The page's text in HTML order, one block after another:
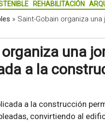
REHABILITACIÓN
» Saint-Gobain organiza
una
a la
a la construcción
convirtiendo al